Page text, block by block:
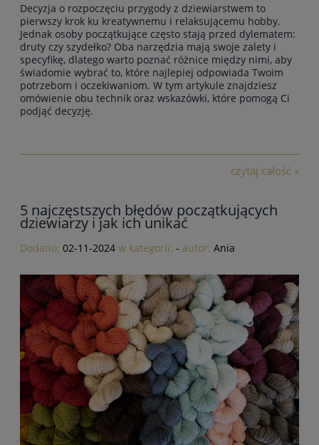
Decyzja o rozpoczęciu przygody z dziewiarstwem to
pierwszy krok ku kreatywnemu i relaksującemu hobby.
Jednak osoby początkujące często stają przed dylematem:
druty czy szydełko? Oba narzędzia mają swoje zalety i
specyfikę, dlatego warto poznać różnice między nimi, aby
świadomie wybrać to, które najlepiej odpowiada Twoim
potrzebom i oczekiwaniom. W tym artykule znajdziesz
omówienie obu technik oraz wskazówki, które pomogą Ci
podjąć decyzję.
czytaj całość »
5 najczęstszych błędów początkujących
dziewiarzy i jak ich unikać
Dodano: 02-11-2024 w kategorii: - autor: Ania